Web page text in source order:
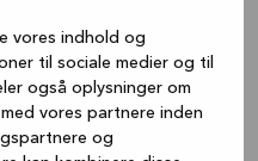
vores indhold og
til sociale medier og til
også oplysninger om
vores partnere inden
og